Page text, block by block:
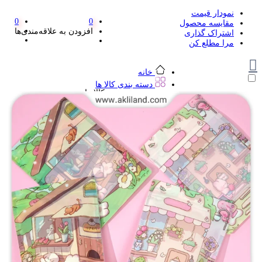
نمودار قیمت
مقایسه محصول
اشتراک گذاری
مرا مطلع کن
0
افزودن به علاقه‌مندی‌ها
0
خانه
دسته بندی کالا ها
دسته بندی کالا ها
لوازم تحریر و هنر
لوازم تحریر و هنر
پاک کن و غلط گیر
مداد تراش
اتود و نوک
روان نویس فانتزی
خودکار و خودکار فشاری
ماژیک ها
دفترچه یادداشت
استیکر
استیک نوت
خط کش و گونیا
کیف غذا
کوله پشتی
چسب
کاتر فانتزی
بوک مارک
ماشین حساب